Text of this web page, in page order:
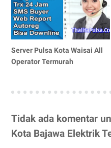
Server Pulsa Kota Waisai All
Operator Termurah
Tidak ada komentar
Kota Bajawa Elektrik